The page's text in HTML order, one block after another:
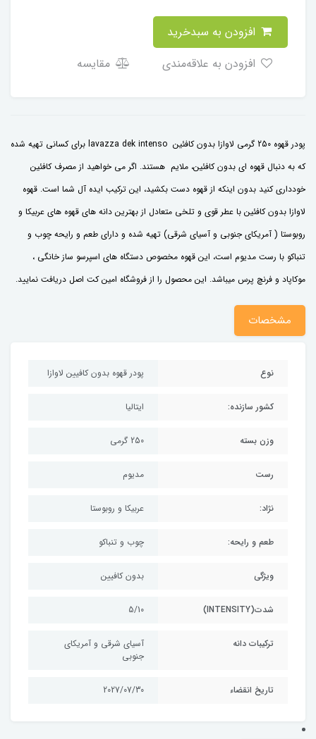
مقایسه
پودر قهوه 250 گرمی لاوازا بدون کافئین lavazza dek intenso برای کسانی تهیه شده
که به دنبال قهوه ای بدون کافئین، ملایم هستند. اگر می خواهید از مصرف کافئین
خودداری کنید بدون اینکه از قهوه دست بکشید، این ترکیب ایده آل شما است. قهوه
لاوازا بدون کافئین با عطر قوی و تلخی متعادل از بهترین دانه های قهوه های عربیکا و
روبوستا ( آمریکای جنوبی و آسیای شرقی) تهیه شده و دارای طعم و رایحه چوب و
تنباکو با رست مدیوم است، این قهوه مخصوص دستگاه های اسپرسو ساز خانگی ،
موکاپاد و فرنچ پرس میباشد. این محصول را از فروشگاه امین کت اصل دریافت نمایید.
مشخصات
نوع پودر قهوه بدون کافیین لاوازا
کشور سازنده: ایتالیا
وزن بسته 250 گرمی
رست مدیوم
نژاد: عربیکا و روبوستا
طعم و رایحه: چوب و تنباکو
ویژگی بدون کافیین
شدت(INTENSITY) 5/10
ترکیبات دانه
آسیای شرقی و آمریکای
جنوبی
تاریخ انقضاء 2027/07/30